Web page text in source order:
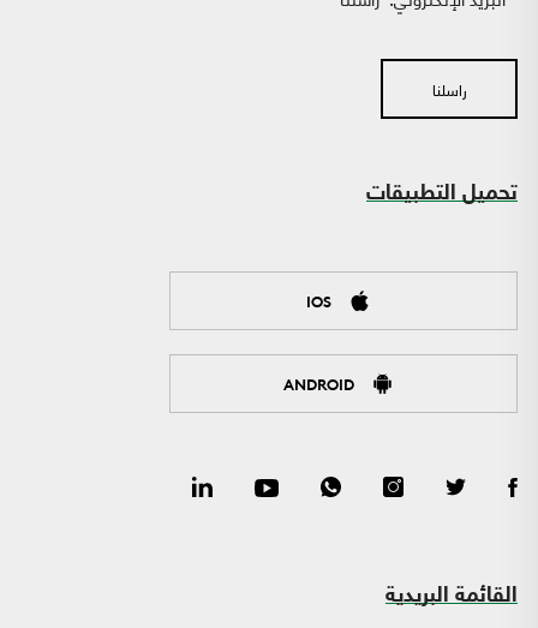
راسلنا
تحميل التطبيقات
IOS
ANDROID
القائمة البريدية